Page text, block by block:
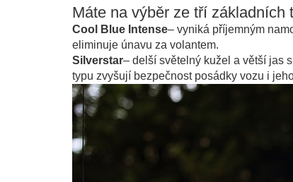
Máte na výběr ze tří základních
Cool Blue Intense– vyniká příjemným
eliminuje únavu za volantem.
Silverstar– delší světelný kužel a větší jas
typu zvyšují bezpečnost posádky vozu i